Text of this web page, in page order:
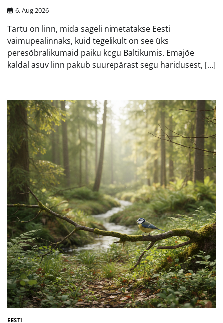
6. Aug 2026
Tartu on linn, mida sageli nimetatakse Eesti
vaimupealinnaks, kuid tegelikult on see üks
peresõbralikumaid paiku kogu Baltikumis. Emajõe
kaldal asuv linn pakub suurepärast segu haridusest, […]
EESTI